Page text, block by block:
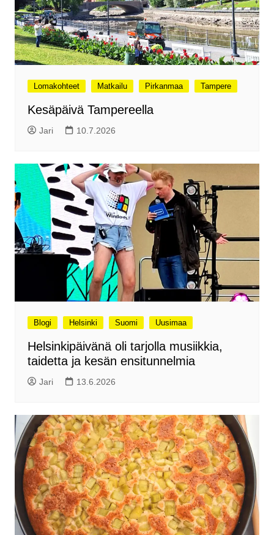
Lomakohteet Matkailu Pirkanmaa Tampere
Kesäpäivä Tampereella
Jari 10.7.2026
Blogi Helsinki Suomi Uusimaa
Helsinkipäivänä oli tarjolla musiikkia,
taidetta ja kesän ensitunnelmia
Jari 13.6.2026